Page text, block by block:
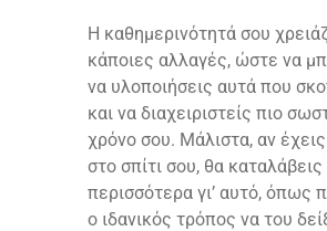
Η καθημερινότητά σου
κάποιες αλλαγές, ώστε να
να υλοποιήσεις αυτά που
και να διαχειριστείς πιο
χρόνο σου. Μάλιστα, αν
στο σπίτι σου, θα καταλάβεις
περισσότερα γι’ αυτό, όπως
ο ιδανικός τρόπος να του